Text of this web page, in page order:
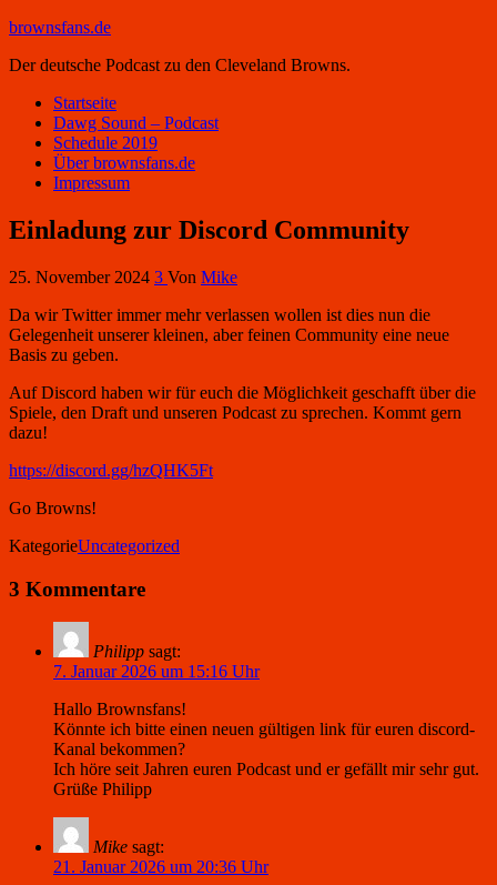
brownsfans.de
Der deutsche Podcast zu den Cleveland Browns.
Startseite
Dawg Sound – Podcast
Schedule 2019
Über brownsfans.de
Impressum
Einladung zur Discord Community
25. November 2024 3 Von Mike
Da wir Twitter immer mehr verlassen wollen ist dies nun die
Gelegenheit unserer kleinen, aber feinen Community eine neue
Basis zu geben.
Auf Discord haben wir für euch die Möglichkeit geschafft über die
Spiele, den Draft und unseren Podcast zu sprechen. Kommt gern
dazu!
https://discord.gg/hzQHK5Ft
Go Browns!
KategorieUncategorized
3 Kommentare
Philipp sagt:
7. Januar 2026 um 15:16 Uhr
Hallo Brownsfans!
Könnte ich bitte einen neuen gültigen link für euren discord-
Kanal bekommen?
Ich höre seit Jahren euren Podcast und er gefällt mir sehr gut.
Grüße Philipp
Mike sagt:
21. Januar 2026 um 20:36 Uhr